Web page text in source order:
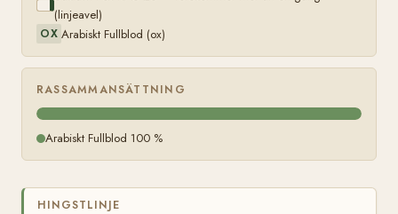
(linjeavel)
OX Arabiskt Fullblod (ox)
RASSAMMANSÄTTNING
Arabiskt Fullblod 100 %
HINGSTLINJE